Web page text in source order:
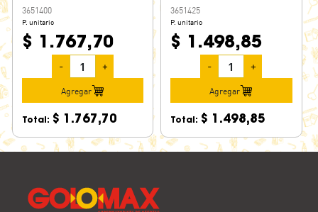
3651400
P. unitario
$ 1.767,70
- +
Agregar
Total: $ 1.767,70
3651425
P. unitario
$ 1.498,85
- +
Agregar
Total: $ 1.498,85